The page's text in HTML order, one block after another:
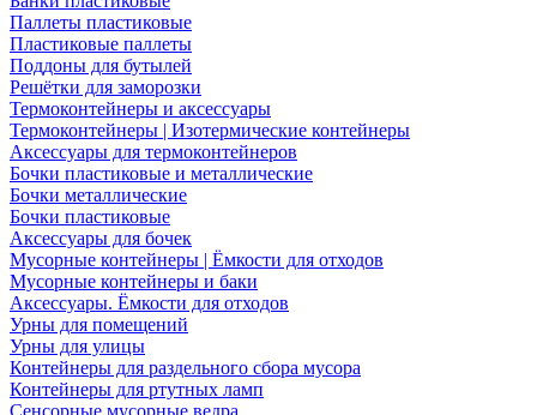
Паллеты пластиковые
Пластиковые паллеты
Поддоны для бутылей
Решётки для заморозки
Термоконтейнеры и аксессуары
Термоконтейнеры | Изотермические контейнеры
Аксессуары для термоконтейнеров
Бочки пластиковые и металлические
Бочки металлические
Бочки пластиковые
Аксессуары для бочек
Мусорные контейнеры | Ёмкости для отходов
Мусорные контейнеры и баки
Аксессуары. Ёмкости для отходов
Урны для помещений
Урны для улицы
Контейнеры для раздельного сбора мусора
Контейнеры для ртутных ламп
Сенсорные мусорные ведра